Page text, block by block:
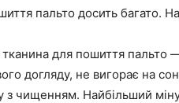
пальто досить багато.
для пошиття пальто
догляду, не вигорає на
з чищенням. Найбільший